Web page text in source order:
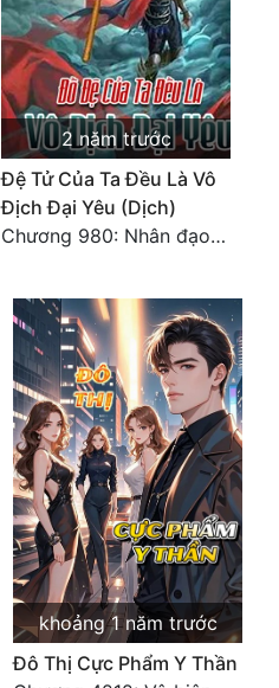
2 năm trước
Đệ Tử Của Ta Đều Là Vô
Địch Đại Yêu (Dịch)
Chương 980: Nhân đạo thành Thánh (4). HẾT.
khoảng 1 năm trước
Đô Thị Cực Phẩm Y Thần